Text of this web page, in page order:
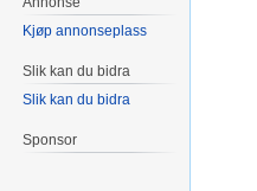
Kjøp annonseplass
Slik kan du bidra
Slik kan du bidra
Sponsor